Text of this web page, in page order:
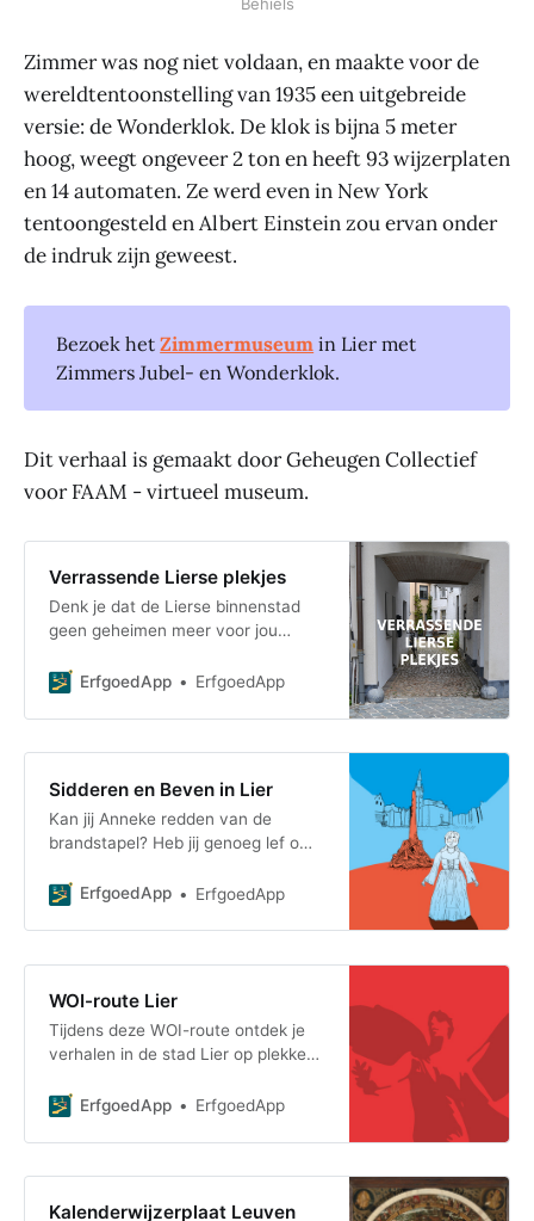
Behiels
Zimmer was nog niet voldaan, en maakte voor de
wereldtentoonstelling van 1935 een uitgebreide
versie: de Wonderklok. De klok is bijna 5 meter
hoog, weegt ongeveer 2 ton en heeft 93 wijzerplaten
en 14 automaten. Ze werd even in New York
tentoongesteld en Albert Einstein zou ervan onder
de indruk zijn geweest.
Bezoek hetZimmermuseum in Lier met
Zimmers Jubel- en Wonderklok.
Dit verhaal is gemaakt door Geheugen Collectief
voor FAAM - virtueel museum.
Verrassende Lierse plekjes
Denk je dat de Lierse binnenstad
geen geheimen meer voor jou
bijstellen… Lier herbergt heel wat
ErfgoedApp ErfgoedApp
Sidderen en Beven in Lier
Kan jij Anneke redden van de
brandstapel? Heb jij genoeg lef om
historisch Lier? De griezelwandeling
ErfgoedApp ErfgoedApp
WOI-route Lier
Tijdens deze WOI-route ontdek je
verhalen in de stad Lier op plekken
Wereldoorlog. 11 van deze locaties
ErfgoedApp ErfgoedApp
Kalenderwijzerplaat Leuven